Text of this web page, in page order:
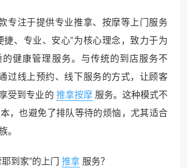
专注于提供专业推拿、按摩等上门服务
捷、专业、安心”为核心理念，致力于为
健康管理服务。与传统的到店服务不
过线上预约、线下服务的方式，让顾客
受到专业的 推拿按摩 服务。这种模式不
，也避免了排队等待的烦恼，尤其适合
。
到家”的上门 推拿 服务？